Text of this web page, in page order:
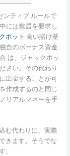
ンティブ ルールで
には敷居を要求し
ポット 高い賭け基
自のボーナス資金
は、ジャックポッ
さい。その代わり
出金することが可
作成するのと同じ
リアルマネーを手
む代わりに、実際
きます。そうでな
。